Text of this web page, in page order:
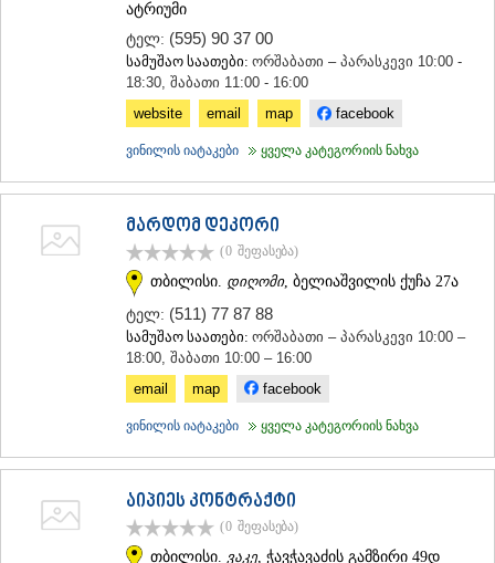
ᲡᲐᲛᲪᲮᲔ–ᲯᲐᲕᲐᲮᲔᲗᲘ
ᲐᲮᲐᲚᲥᲐᲚᲐᲥᲘ
ᲐᲑᲐᲡᲗᲣᲛᲐᲜᲘ
ᲕᲐᲚᲔ
ᲗᲔᲗᲠᲘᲬᲧᲐᲠᲝ
ᲒᲝᲠᲘ
ᲥᲐᲠᲔᲚᲘ
ᲮᲐᲨᲣᲠᲘ
ატრიუმი
ტელ: (595) 90 37 00
სამუშაო საათები: ორშაბათი – პარასკევი 10:00 -
18:30, შაბათი 11:00 - 16:00
website
email map facebook
ვინილის იატაკები ყველა კატეგორიის ნახვა
მარდომ დეკორი
(0 შეფასება)
თბილისი. დიღომი, ბელიაშვილის ქუჩა 27ა
ტელ: (511) 77 87 88
სამუშაო საათები: ორშაბათი – პარასკევი 10:00 –
18:00, შაბათი 10:00 – 16:00
email
map facebook
ვინილის იატაკები ყველა კატეგორიის ნახვა
აიპიეს კონტრაქტი
(0 შეფასება)
თბილისი. ვაკე , ჭავჭავაძის გამზირი 49დ